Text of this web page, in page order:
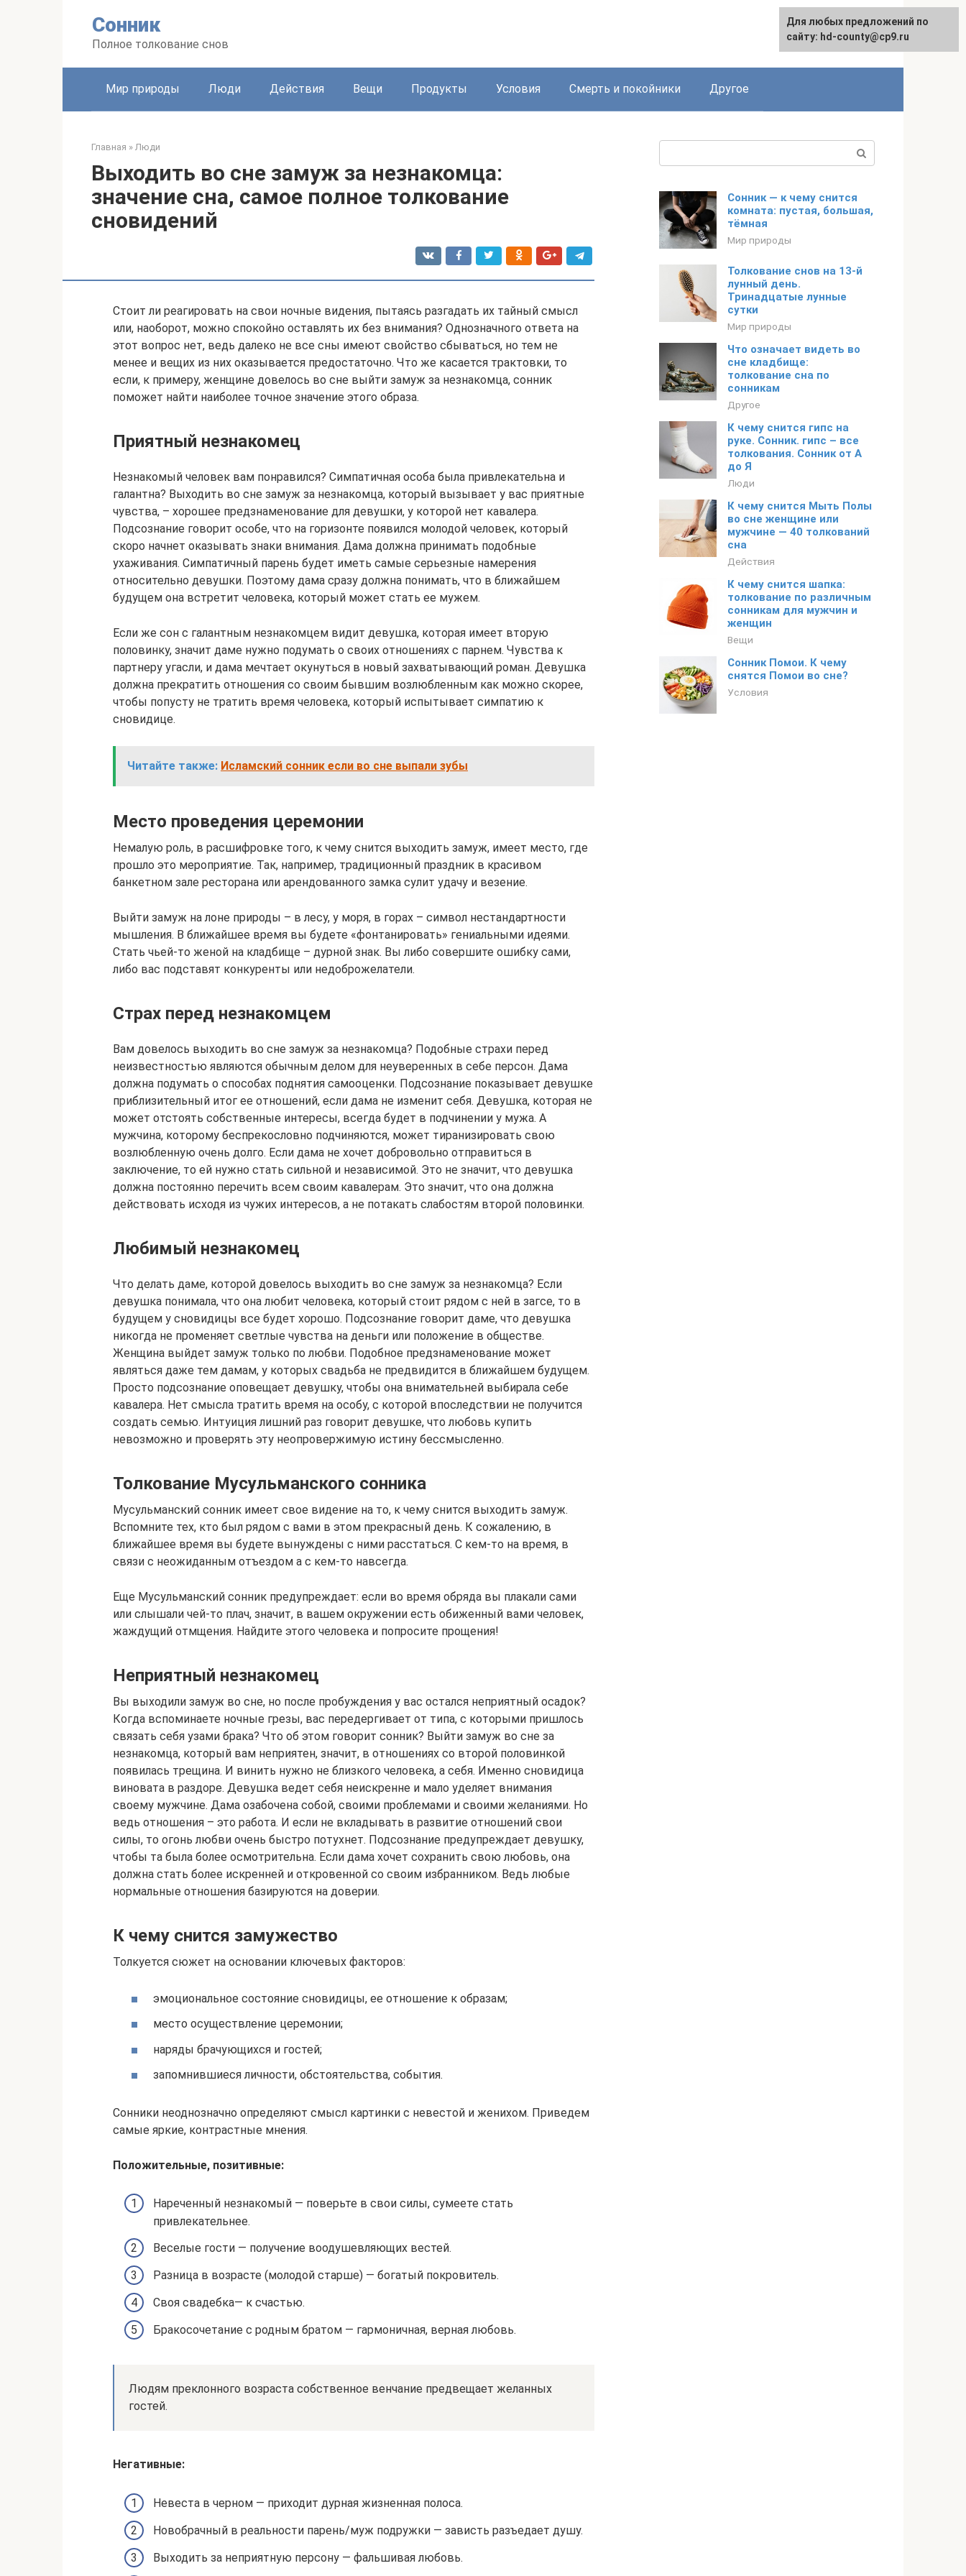
Сонник
Полное толкование снов
Мир природы Люди Действия Вещи Продукты Условия Смерть и покойники Другое
Главная » Люди
Выходить во сне замуж за незнакомца:
значение сна, самое полное толкование
сновидений
Стоит ли реагировать на свои ночные видения, пытаясь разгадать их тайный смысл
или, наоборот, можно спокойно оставлять их без внимания? Однозначного ответа на
этот вопрос нет, ведь далеко не все сны имеют свойство сбываться, но тем не
менее и вещих из них оказывается предостаточно. Что же касается трактовки, то
если, к примеру, женщине довелось во сне выйти замуж за незнакомца, сонник
поможет найти наиболее точное значение этого образа.
Приятный незнакомец
Незнакомый человек вам понравился? Симпатичная особа была привлекательна и
галантна? Выходить во сне замуж за незнакомца, который вызывает у вас приятные
чувства, – хорошее предзнаменование для девушки, у которой нет кавалера.
Подсознание говорит особе, что на горизонте появился молодой человек, который
скоро начнет оказывать знаки внимания. Дама должна принимать подобные
ухаживания. Симпатичный парень будет иметь самые серьезные намерения
относительно девушки. Поэтому дама сразу должна понимать, что в ближайшем
будущем она встретит человека, который может стать ее мужем.
Если же сон с галантным незнакомцем видит девушка, которая имеет вторую
половинку, значит даме нужно подумать о своих отношениях с парнем. Чувства к
партнеру угасли, и дама мечтает окунуться в новый захватывающий роман. Девушка
должна прекратить отношения со своим бывшим возлюбленным как можно скорее,
чтобы попусту не тратить время человека, который испытывает симпатию к
сновидице.
Читайте также: Исламский сонник если во сне выпали зубы
Место проведения церемонии
Немалую роль, в расшифровке того, к чему снится выходить замуж, имеет место, где
прошло это мероприятие. Так, например, традиционный праздник в красивом
банкетном зале ресторана или арендованного замка сулит удачу и везение.
Выйти замуж на лоне природы – в лесу, у моря, в горах – символ нестандартности
мышления. В ближайшее время вы будете «фонтанировать» гениальными идеями.
Стать чьей-то женой на кладбище – дурной знак. Вы либо совершите ошибку сами,
либо вас подставят конкуренты или недоброжелатели.
Страх перед незнакомцем
Вам довелось выходить во сне замуж за незнакомца? Подобные страхи перед
неизвестностью являются обычным делом для неуверенных в себе персон. Дама
должна подумать о способах поднятия самооценки. Подсознание показывает девушке
приблизительный итог ее отношений, если дама не изменит себя. Девушка, которая не
может отстоять собственные интересы, всегда будет в подчинении у мужа. А
мужчина, которому беспрекословно подчиняются, может тиранизировать свою
возлюбленную очень долго. Если дама не хочет добровольно отправиться в
заключение, то ей нужно стать сильной и независимой. Это не значит, что девушка
должна постоянно перечить всем своим кавалерам. Это значит, что она должна
действовать исходя из чужих интересов, а не потакать слабостям второй половинки.
Любимый незнакомец
Что делать даме, которой довелось выходить во сне замуж за незнакомца? Если
девушка понимала, что она любит человека, который стоит рядом с ней в загсе, то в
будущем у сновидицы все будет хорошо. Подсознание говорит даме, что девушка
никогда не променяет светлые чувства на деньги или положение в обществе.
Женщина выйдет замуж только по любви. Подобное предзнаменование может
являться даже тем дамам, у которых свадьба не предвидится в ближайшем будущем.
Просто подсознание оповещает девушку, чтобы она внимательней выбирала себе
кавалера. Нет смысла тратить время на особу, с которой впоследствии не получится
создать семью. Интуиция лишний раз говорит девушке, что любовь купить
невозможно и проверять эту неопровержимую истину бессмысленно.
Толкование Мусульманского сонника
Мусульманский сонник имеет свое видение на то, к чему снится выходить замуж.
Вспомните тех, кто был рядом с вами в этом прекрасный день. К сожалению, в
ближайшее время вы будете вынуждены с ними расстаться. С кем-то на время, в
связи с неожиданным отъездом а с кем-то навсегда.
Еще Мусульманский сонник предупреждает: если во время обряда вы плакали сами
или слышали чей-то плач, значит, в вашем окружении есть обиженный вами человек,
жаждущий отмщения. Найдите этого человека и попросите прощения!
Неприятный незнакомец
Вы выходили замуж во сне, но после пробуждения у вас остался неприятный осадок?
Когда вспоминаете ночные грезы, вас передергивает от типа, с которыми пришлось
связать себя узами брака? Что об этом говорит сонник? Выйти замуж во сне за
незнакомца, который вам неприятен, значит, в отношениях со второй половинкой
появилась трещина. И винить нужно не близкого человека, а себя. Именно сновидица
виновата в раздоре. Девушка ведет себя неискренне и мало уделяет внимания
своему мужчине. Дама озабочена собой, своими проблемами и своими желаниями. Но
ведь отношения – это работа. И если не вкладывать в развитие отношений свои
силы, то огонь любви очень быстро потухнет. Подсознание предупреждает девушку,
чтобы та была более осмотрительна. Если дама хочет сохранить свою любовь, она
должна стать более искренней и откровенной со своим избранником. Ведь любые
нормальные отношения базируются на доверии.
К чему снится замужество
Толкуется сюжет на основании ключевых факторов:
эмоциональное состояние сновидицы, ее отношение к образам;
место осуществление церемонии;
наряды брачующихся и гостей;
запомнившиеся личности, обстоятельства, события.
Сонники неоднозначно определяют смысл картинки с невестой и женихом. Приведем
самые яркие, контрастные мнения.
Положительные, позитивные:
Нареченный незнакомый — поверьте в свои силы, сумеете стать
привлекательнее.
Веселые гости — получение воодушевляющих вестей.
Разница в возрасте (молодой старше) — богатый покровитель.
Своя свадебка— к счастью.
Бракосочетание с родным братом — гармоничная, верная любовь.
Людям преклонного возраста собственное венчание предвещает желанных
гостей.
Негативные:
Невеста в черном — приходит дурная жизненная полоса.
Новобрачный в реальности парень/муж подружки — зависть разъедает душу.
Выходить за неприятную персону — фальшивая любовь.
Сонник — к чему снится
комната: пустая, большая,
тёмная
Мир природы
Толкование снов на 13-й
лунный день.
Тринадцатые лунные
сутки
Мир природы
Что означает видеть во
сне кладбище:
толкование сна по
сонникам
Другое
К чему снится гипс на
руке. Сонник. гипс – все
толкования. Сонник от А
до Я
Люди
К чему снится Мыть Полы
во сне женщине или
мужчине — 40 толкований
сна
Действия
К чему снится шапка:
толкование по различным
сонникам для мужчин и
женщин
Вещи
Сонник Помои. К чему
снятся Помои во сне?
Условия
Для любых предложений по
сайту: hd-county@cp9.ru